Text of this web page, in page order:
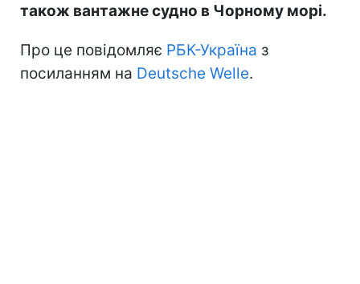
також вантажне судно в Чорному морі.
Про це повідомляє РБК-Україна з
посиланням на Deutsche Welle.